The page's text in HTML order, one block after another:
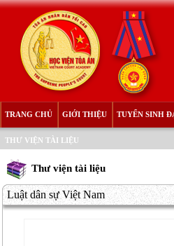
TRANG CHỦ GIỚI THIỆU TUYỂN SINH
THƯ VIỆN TÀI LIỆU
Thư viện tài liệu
Luật dân sự Việt Nam